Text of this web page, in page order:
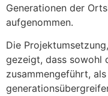
Generationen der
aufgenommen.
Die
gezeigt, dass sowohl
zusammengeführt,